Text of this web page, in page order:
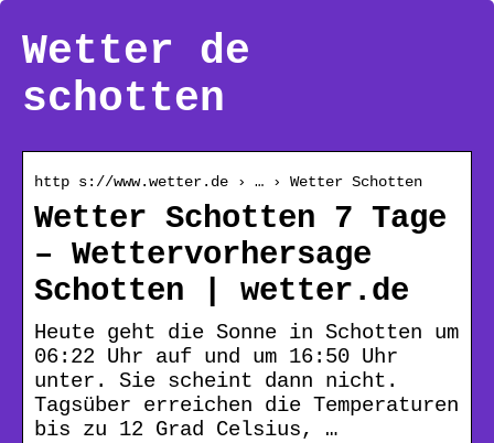
Wetter de
schotten
http s://www.wetter.de › … › Wetter Schotten
Wetter Schotten 7 Tage
– Wettervorhersage
Schotten | wetter.de
Heute geht die Sonne in Schotten um
06:22 Uhr auf und um 16:50 Uhr
unter. Sie scheint dann nicht.
Tagsüber erreichen die Temperaturen
bis zu 12 Grad Celsius, …